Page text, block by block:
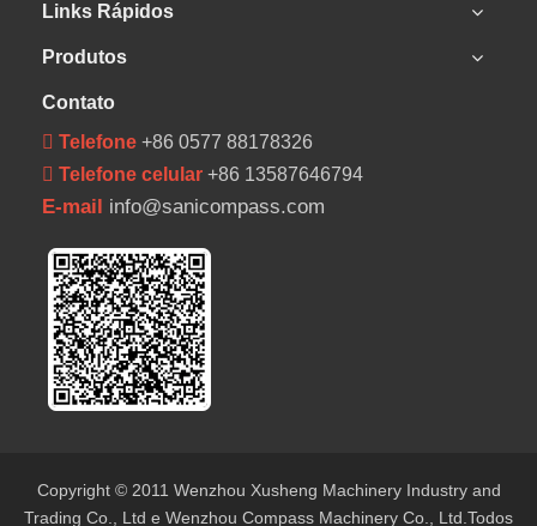
Links Rápidos
Produtos
Contato
 Telefone +86 0577 88178326
 Telefone celular +86 13587646794
E-mail info@sanicompass.com
Copyright © 2011 Wenzhou Xusheng Machinery Industry and
Trading Co., Ltd e Wenzhou Compass Machinery Co., Ltd.Todos